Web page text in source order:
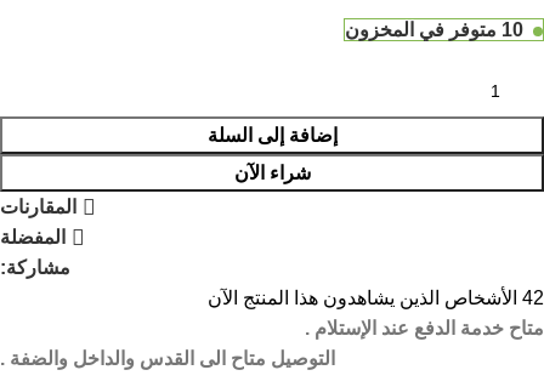
10 متوفر في المخزون
إضافة إلى السلة
شراء الآن
المقارنات
المفضلة
مشاركة:
42 الأشخاص الذين يشاهدون هذا المنتج الآن
متاح خدمة الدفع عند الإستلام .
التوصيل متاح الى القدس والداخل والضفة .